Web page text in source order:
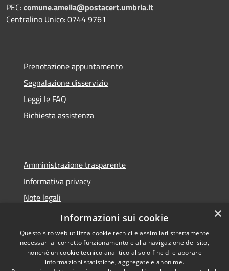
PEC:comune.amelia@postacert.umbria.it
Centralino Unico: 0744 9761
Prenotazione appuntamento
Segnalazione disservizio
Leggi le FAQ
Richiesta assistenza
Amministrazione trasparente
Informativa privacy
Note legali
Dichiarazione di accessibilità
Copyright © 2026 • Comune di
×
Informazioni sui cookie
Questo sito web utilizza cookie tecnici e assimilati strettamente
necessari al corretto funzionamento e alla navigazione del sito,
nonché un cookie tecnico analitico al solo fine di elaborare
informazioni statistiche, aggregate e anonime.